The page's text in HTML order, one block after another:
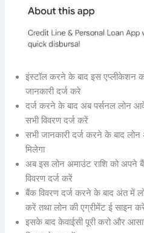
इंस्टॉल करने के बाद इस एप्लीकेशन
जानकारी दर्ज करे
दर्ज करने के बाद अब पर्सनल लोन
सभी विवरण दर्ज करें
सभी जानकारी दर्ज करने के बाद
मिलेगा
अब इस लोन अमाउंट राशि को
विवरण दर्ज करें
बैंक विवरण दर्ज करने के बाद अंत में
करें तथा लोन की एग्रीमेंट ई साइन
इसके बाद केवाईसी पूरी करो और